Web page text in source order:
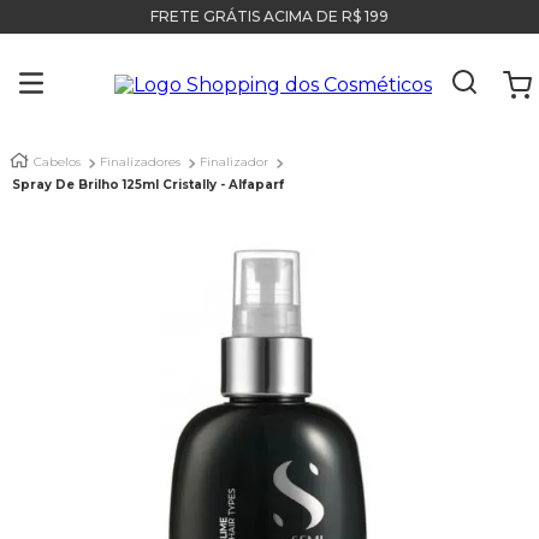
FRETE GRÁTIS ACIMA DE R$ 199
Cabelos Finalizadores
Finalizador
Spray De Brilho 125ml Cristally - Alfaparf